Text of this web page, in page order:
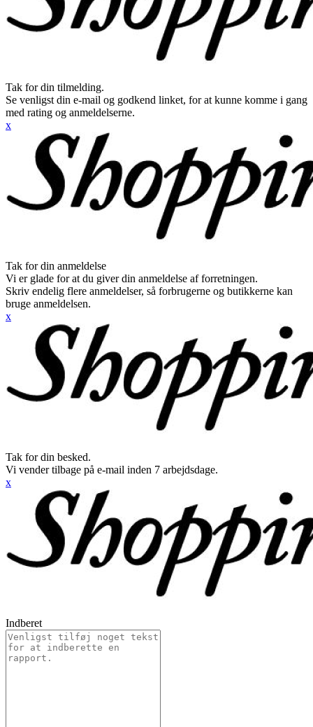
Tak for din tilmelding.
Se venligst din e-mail og godkend linket, for at kunne komme i gang
med rating og anmeldelserne.
x
Tak for din anmeldelse
Vi er glade for at du giver din anmeldelse af forretningen.
Skriv endelig flere anmeldelser, så forbrugerne og butikkerne kan
bruge anmeldelsen.
x
Tak for din besked.
Vi vender tilbage på e-mail inden 7 arbejdsdage.
x
Indberet